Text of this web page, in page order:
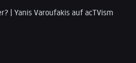
| Yanis Varoufakis auf acTVism